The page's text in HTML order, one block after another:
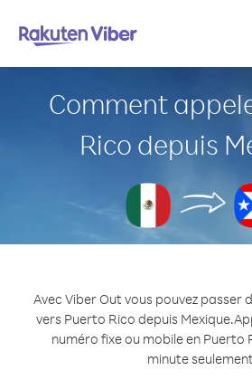
Comment
Rico depuis
Avec Viber Out vous pouvez passer
vers Puerto Rico depuis Mexique.
numéro fixe ou mobile en Puerto
minute